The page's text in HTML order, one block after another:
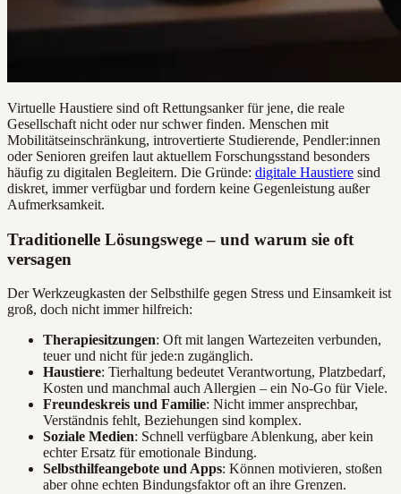
Virtuelle Haustiere sind oft Rettungsanker für jene, die reale
Gesellschaft nicht oder nur schwer finden. Menschen mit
Mobilitätseinschränkung, introvertierte Studierende, Pendler:innen
oder Senioren greifen laut aktuellem Forschungsstand besonders
häufig zu digitalen Begleitern. Die Gründe: digitale Haustiere sind
diskret, immer verfügbar und fordern keine Gegenleistung außer
Aufmerksamkeit.
Traditionelle Lösungswege – und warum sie oft
versagen
Der Werkzeugkasten der Selbsthilfe gegen Stress und Einsamkeit ist
groß, doch nicht immer hilfreich:
Therapiesitzungen: Oft mit langen Wartezeiten verbunden,
teuer und nicht für jede:n zugänglich.
Haustiere: Tierhaltung bedeutet Verantwortung, Platzbedarf,
Kosten und manchmal auch Allergien – ein No-Go für Viele.
Freundeskreis und Familie: Nicht immer ansprechbar,
Verständnis fehlt, Beziehungen sind komplex.
Soziale Medien: Schnell verfügbare Ablenkung, aber kein
echter Ersatz für emotionale Bindung.
Selbsthilfeangebote und Apps: Können motivieren, stoßen
aber ohne echten Bindungsfaktor oft an ihre Grenzen.